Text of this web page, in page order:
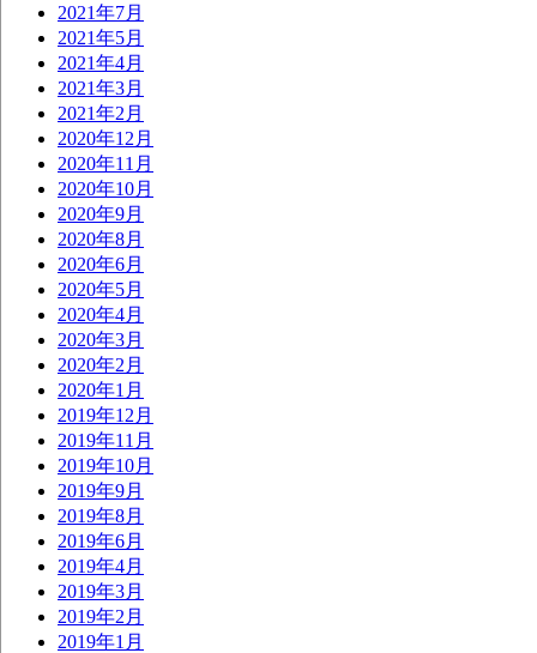
2021年7月
2021年5月
2021年4月
2021年3月
2021年2月
2020年12月
2020年11月
2020年10月
2020年9月
2020年8月
2020年6月
2020年5月
2020年4月
2020年3月
2020年2月
2020年1月
2019年12月
2019年11月
2019年10月
2019年9月
2019年8月
2019年6月
2019年4月
2019年3月
2019年2月
2019年1月